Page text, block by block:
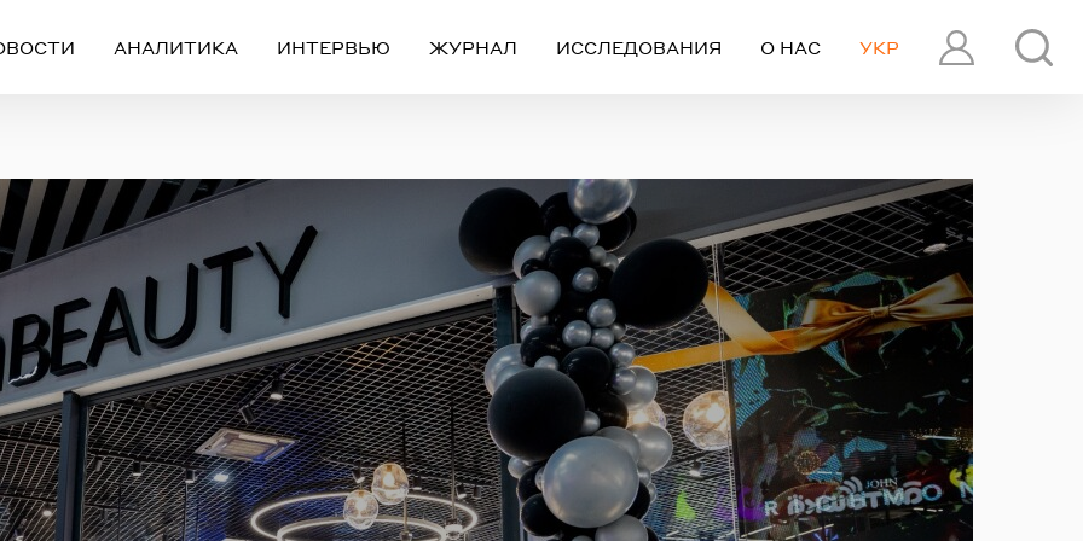
ПРОФИЛЬ
УКР
АНАЛИТИКА ИНТЕРВЬЮ ЖУРНАЛ ИССЛЕДОВАНИЯ О НАС
Вход Регистрация
ЧЕРЕЗ СОЦИАЛЬНЫЕ СЕТИ
FACEBOOK GOOGLE
ИЛИ